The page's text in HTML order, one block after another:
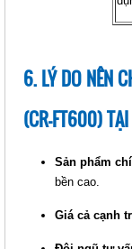
6. LÝ DO NÊN
(CR-FT600)
Sản phẩm
bền cao.
Giá cả cạnh